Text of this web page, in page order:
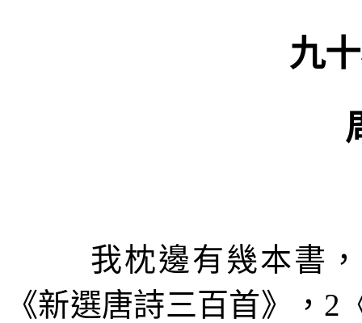
九
我枕邊有幾本書
《新選唐詩三百首》， 2